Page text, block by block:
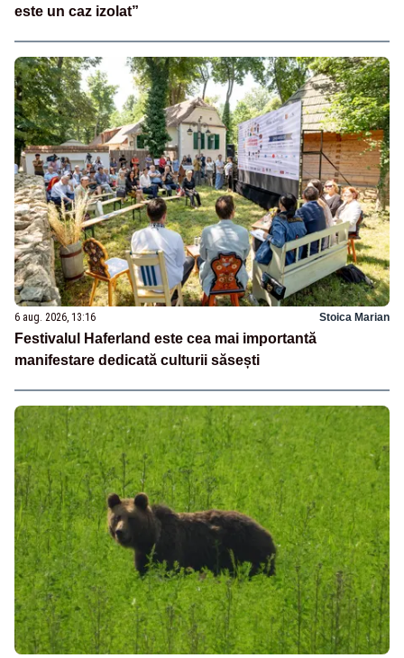
este un caz izolat”
6 aug. 2026, 13:16 Stoica Marian
Festivalul Haferland este cea mai importantă
manifestare dedicată culturii săsești